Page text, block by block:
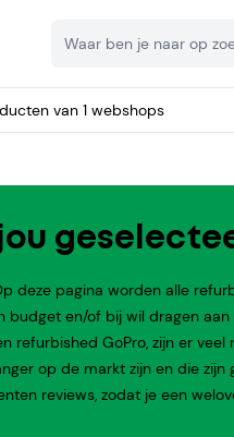
van 1 webshops
deze pagina worden alle
en/of bij wil dragen
GoPro, zijn er veel
op de markt zijn en die zijn
reviews, zodat je een